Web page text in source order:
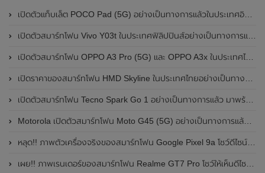
เปิดตัวแท็บเล็ต POCO Pad (5G) อย่างเป็นทางการแล้วในประเทศอินเดีย มาพร้อมชิปเซ็ต Snapdragon 7s Gen 2 ของ Qualcomm และรองรับเครือข่าย 5G
เปิดตัวสมาร์ทโฟน Vivo Y03t ในประเทศฟิลิปปินส์อย่างเป็นทางการแล้ว มาพร้อมชิปเซ็ต Unisoc T612 , กล้องหลัง ความละเอียด 13MP , แบตเตอรี่ 5,000mAh และหน้าจอแสดงผล LCD / 90Hz
เปิดตัวสมาร์ทโฟน OPPO A3 Pro (5G) และ OPPO A3x ในประเทศไทยอย่างเป็นทางการแล้ว ในราคาเริ่มต้นเพียง 3,999 บาท
เปิดราคาของสมาร์ทโฟน HMD Skyline ในประเทศไทยอย่างเป็นทางการแล้ว ราคา 14,990 บาท
เปิดตัวสมาร์ทโฟน Tecno Spark Go 1 อย่างเป็นทางการแล้ว มาพร้อมหน้าจอแสดงผล LCD / 120Hz , แบตเตอรี่ 5,000mAh และใช้ชิปเซ็ต Unisoc
Motorola เปิดตัวสมาร์ทโฟน Moto G45 (5G) อย่างเป็นทางการแล้วในอินเดีย
หลุด!! ภาพตัวเครื่องจริงของสมาร์ทโฟน Google Pixel 9a โชว์ดีไซน์ใหม่ กล้องหลังแบนราบ ไม่มีกรอบของกล้องแล้ว
เผย!! ภาพเรนเดอร์ของสมาร์ทโฟน Realme GT7 Pro โชว์ให้เห็นดีไซน์ใหม่ พร้อมเผยรายละเอียดสเปกที่สำคัญบางส่วน